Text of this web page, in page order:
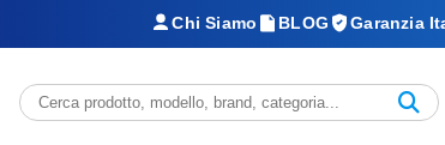
Chi Siamo BLOG Garanzia